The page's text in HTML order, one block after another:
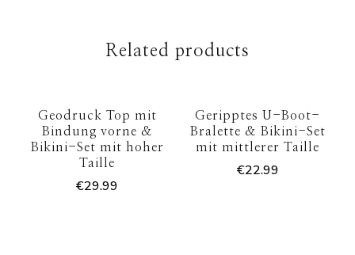
Related products
Geodruck Top mit
Bindung vorne &
Bikini-Set mit hoher
Taille
€29.99
Geripptes U-Boot-
Bralette & Bikini-Set
mit mittlerer Taille
€22.99